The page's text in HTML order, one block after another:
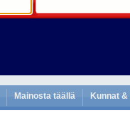
Mainosta täällä Kunnat